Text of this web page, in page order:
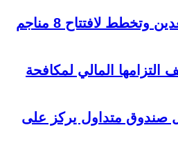
الغابون تعزز قطاع التعدين وتخطط لافتتاح 8 مناجم
التزامها المالي لمكافحة
صندوق متداول يركز على